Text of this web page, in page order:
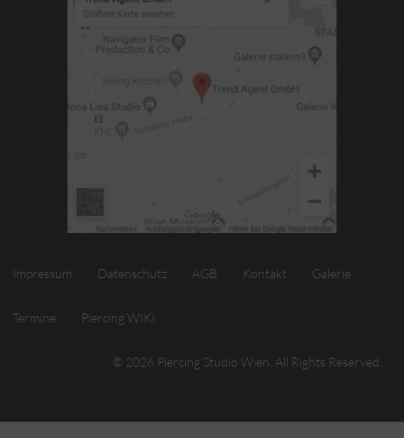
Impressum Datenschutz AGB Kontakt Galerie
Termine Piercing WIKI
© 2026 Piercing Studio Wien. All Rights Reserved.